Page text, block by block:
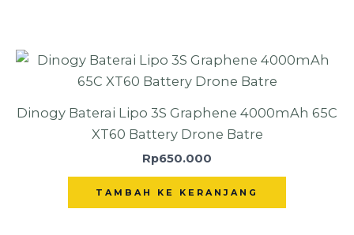
Dinogy Baterai Lipo 3S Graphene 4000mAh 65C
XT60 Battery Drone Batre
Rp650.000
TAMBAH KE KERANJANG